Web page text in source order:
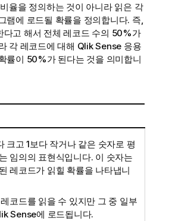
율을 정의하는 것이 아니라 읽은 각
램에 로드될 확률을 정의합니다. 즉,
고 해서 전체 레코드 수의 50%가
각 레코드에 대해 Qlik Sense 응용
률이 50%가 된다는 것을 의미합니
크고 1보다 작거나 같은 숫자로 평
임의의 표현식입니다. 이 숫자는
레코드가 읽힐 확률을 나타냅니
코드를 읽을 수 있지만 그 중 일부
Sense에 로드됩니다.